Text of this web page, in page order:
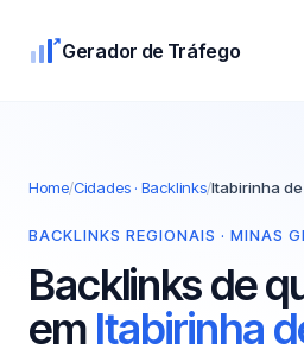
Gerador de Tráfego
Home/Cidades · Backlinks/Itabirinha de
BACKLINKS REGIONAIS · MINAS
Backlinks de
em Itabirinha